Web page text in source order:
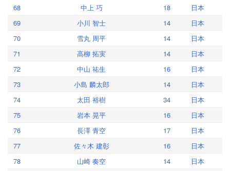
68 中上 巧 18
日本
69
小川 智士 14
日本
70
雪丸 周平 14
日本
71
高柳 拓実 14
日本
72
中山 祐生 16
日本
73
小島 麟太郎 14
日本
74
太田 裕樹 34
日本
75
岩本 晃平 16
日本
76
長澤 青空 17
日本
77
佐々木 建彰 16
日本
78
山崎 奏空 14
日本